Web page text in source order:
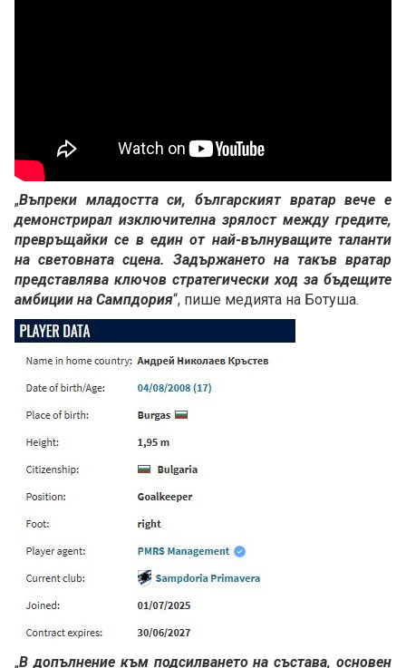
„Въпреки младостта си, българският вратар вече е
демонстрирал изключителна зрялост между гредите,
превръщайки се в един от най-вълнуващите таланти
на световната сцена. Задържането на такъв вратар
представлява ключов стратегически ход за бъдещите
амбиции на Сампдория“, пише медията на Ботуша.
„В допълнение към подсилването на състава, основен